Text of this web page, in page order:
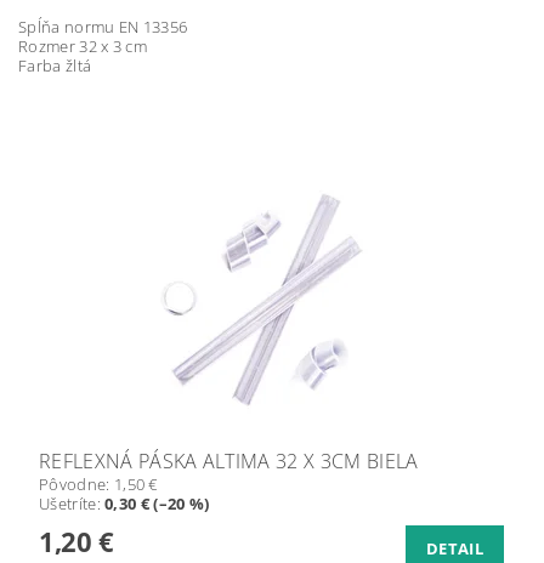
Spĺňa normu EN 13356
Rozmer 32 x 3 cm
Farba žltá
REFLEXNÁ PÁSKA ALTIMA 32 X 3CM BIELA
Pôvodne: 1,50 €
Ušetríte:0,30 € (–20 %)
1,20 € DETAIL